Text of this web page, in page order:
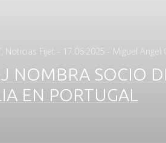
, Noticias Fijet - Posted
17.06.2025 - Miguel Angel
NOMBRA SOCIO
EN PORTUGAL